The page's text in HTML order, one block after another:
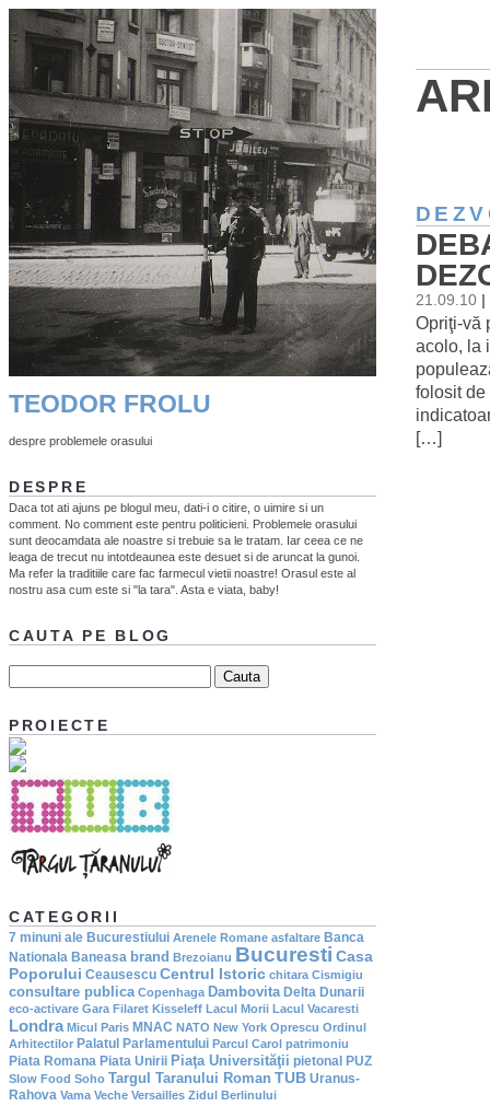
21.09.10
Opriţi-vă
acolo, la
folosit de
[…]
TEODOR FROLU
despre problemele orasului
DESPRE
Daca tot ati ajuns pe blogul meu, dati-i o citire, o uimire si un
comment. No comment este pentru politicieni. Problemele orasului
sunt deocamdata ale noastre si trebuie sa le tratam. Iar ceea ce ne
leaga de trecut nu intotdeaunea este desuet si de aruncat la gunoi.
Ma refer la traditiile care fac farmecul vietii noastre! Orasul este al
nostru asa cum este si "la tara". Asta e viata, baby!
CAUTA PE BLOG
PROIECTE
CATEGORII
7 minuni ale Bucurestiului Arenele Romane asfaltare Banca
Nationala Baneasa brand Brezoianu Bucuresti Casa
Poporului Ceausescu Centrul Istoric chitara Cismigiu
consultare publica Copenhaga Dambovita Delta Dunarii
eco-activare Gara Filaret Kisseleff Lacul Morii Lacul Vacaresti
Londra Micul Paris MNAC NATO New York Oprescu Ordinul
Arhitectilor Palatul Parlamentului Parcul Carol patrimoniu
Piata Romana Piata Unirii Piaţa Universităţii pietonal PUZ
Slow Food Soho Targul Taranului Roman TUB Uranus-
Rahova Vama Veche Versailles Zidul Berlinului